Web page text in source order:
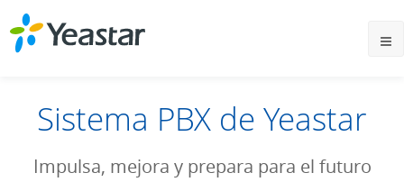
Sistema PBX de Yeastar
Impulsa, mejora y prepara para el futuro